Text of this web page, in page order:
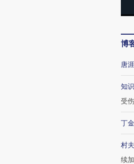
博
唐涯
知
受伤
丁
村
续